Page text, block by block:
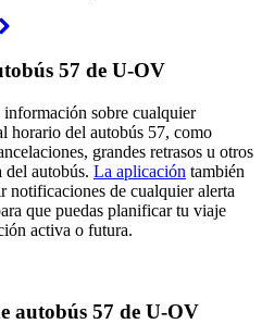
57 de U-OV
información sobre cualquier
horario del autobús 57, como
grandes retrasos u otros
del autobús. La aplicación también
notificaciones de cualquier alerta
que puedas planificar tu viaje
activa o futura.
autobús 57 de U-OV